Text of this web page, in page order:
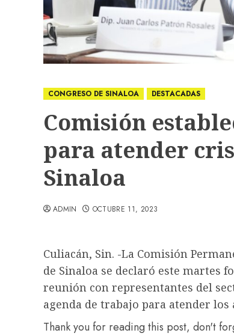
CONGRESO DE SINALOA DESTACADAS
Comisión
para atender
Sinaloa
ADMIN OCTUBRE 11, 2023
Culiacán, Sin. -La Comisión
de Sinaloa se declaró este martes
reunión con representantes del
agenda de trabajo para atender los
Thank you for reading this post, don't